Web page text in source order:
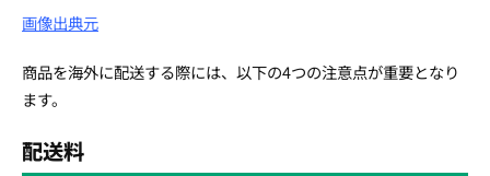
画像出典元
商品を海外に配送する際には、以下の4つの注意点が重要となり
ます。
配送料